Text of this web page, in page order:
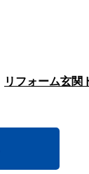
リフォーム玄関